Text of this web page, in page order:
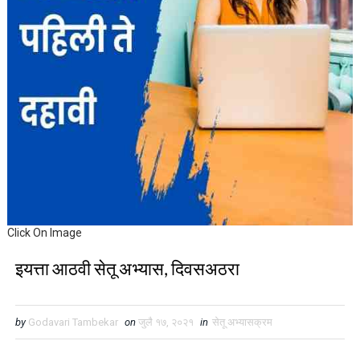
Click On Image
इयत्ता आठवी सेतू अभ्यास, दिवसअठरा
by Godavari Tambekar on जुलै १७, २०२१ in सेतू अभ्यासक्रम